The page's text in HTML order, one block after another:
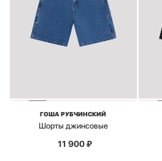
ГОША РУБЧИНСКИЙ
Шорты джинсовые
11 900₽